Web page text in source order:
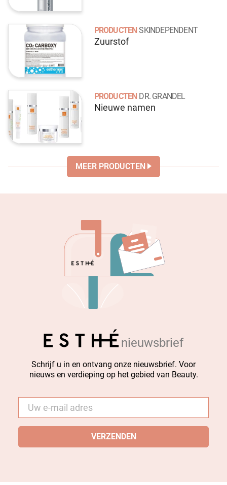
PRODUCTEN SKINDEPENDENT
Zuurstof
PRODUCTEN DR. GRANDEL
Nieuwe namen
MEER PRODUCTEN
nieuwsbrief
Schrijf u in en ontvang onze nieuwsbrief. Voor
nieuws en verdieping op het gebied van Beauty.
mail *